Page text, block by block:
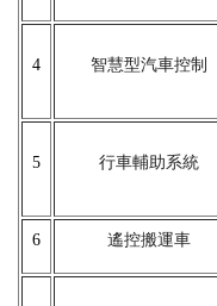
4 智慧型汽車控制
5 行車輔助系統
6 遙控搬運車